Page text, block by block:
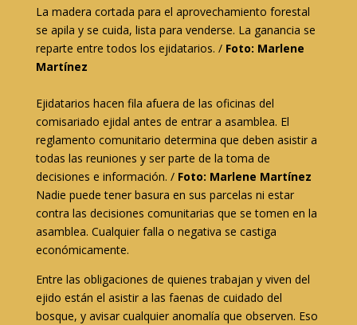
La madera cortada para el aprovechamiento forestal
se apila y se cuida, lista para venderse. La ganancia se
reparte entre todos los ejidatarios. / Foto: Marlene
Martínez
Ejidatarios hacen fila afuera de las oficinas del
comisariado ejidal antes de entrar a asamblea. El
reglamento comunitario determina que deben asistir a
todas las reuniones y ser parte de la toma de
decisiones e información. / Foto: Marlene Martínez
Nadie puede tener basura en sus parcelas ni estar
contra las decisiones comunitarias que se tomen en la
asamblea. Cualquier falla o negativa se castiga
económicamente.
Entre las obligaciones de quienes trabajan y viven del
ejido están el asistir a las faenas de cuidado del
bosque, y avisar cualquier anomalía que observen. Eso